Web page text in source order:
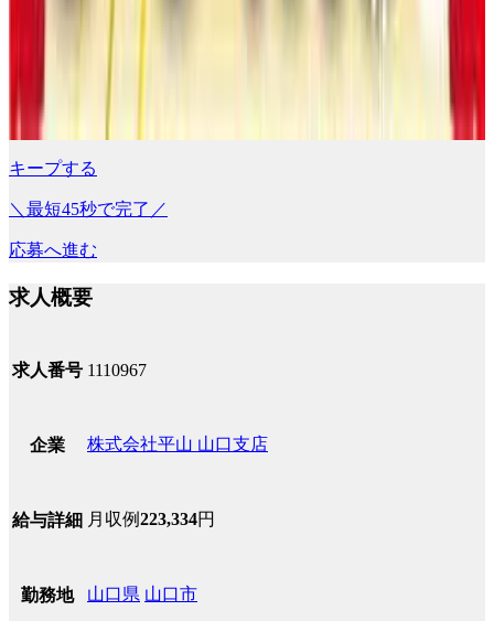
キープする
＼最短45秒で完了／
応募へ進む
求人概要
求人番号 1110967
企業 株式会社平山 山口支店
給与詳細 月収例223,334円
勤務地 山口県 山口市